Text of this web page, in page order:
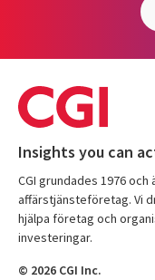
Insights you can
CGI grundades 1976
affärstjänsteföretag. Vi
hjälpa företag och
investeringar.
© 2026 CGI Inc.